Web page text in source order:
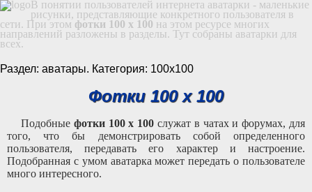
В понятии пользователей интернета аватарки - маленькие
рисунки, представляющие конкретного пользователя в
сети. При этом фотки 100 x 100 на этом ресурсе многих
направлений разложены в разделы. Тут собраны аватарки для
всех.
Раздел: аватары. Категория: 100х100
Фотки 100 x 100
Подобные фотки 100 x 100 служат в чатах и форумах, для
того, что бы демонстрировать собой определенного
пользователя, передавать его характер и настроение.
Подобранная с умом аватарка может передать о пользователе
много интересного.